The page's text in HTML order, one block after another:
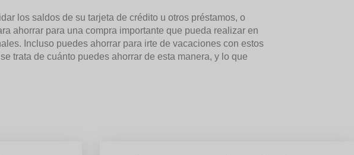
los saldos de su tarjeta de crédito u otros préstamos, o
ahorrar para una compra importante que pueda realizar en
Incluso puedes ahorrar para irte de vacaciones con estos
trata de cuánto puedes ahorrar de esta manera, y lo que